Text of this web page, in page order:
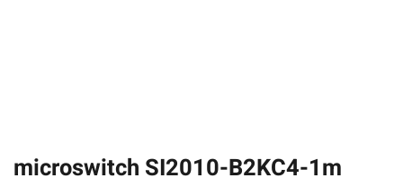
microswitch SI2010-B2KC4-1m